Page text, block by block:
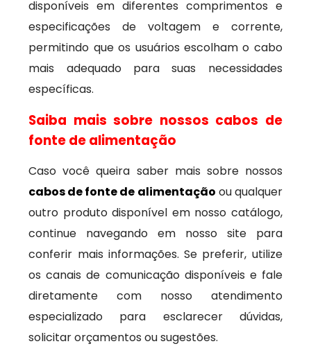
disponíveis em diferentes comprimentos e
especificações de voltagem e corrente,
permitindo que os usuários escolham o cabo
mais adequado para suas necessidades
específicas.
Saiba mais sobre nossos cabos de
fonte de alimentação
Caso você queira saber mais sobre nossos
cabos de fonte de alimentação ou qualquer
outro produto disponível em nosso catálogo,
continue navegando em nosso site para
conferir mais informações. Se preferir, utilize
os canais de comunicação disponíveis e fale
diretamente com nosso atendimento
especializado para esclarecer dúvidas,
solicitar orçamentos ou sugestões.